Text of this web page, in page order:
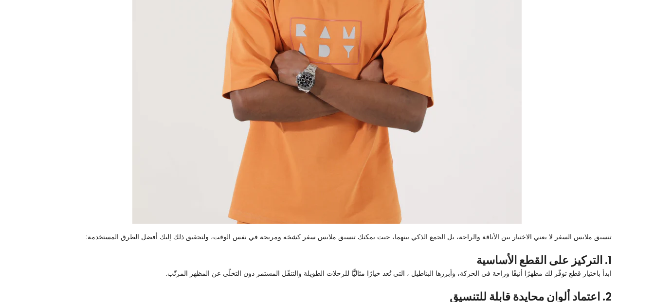
تنسيق ملابس السفر لا يعني الاختيار بين الأناقة والراحة، بل الجمع الذكي بينهما، حيث يمكنك تنسيق ملابس سفر كشخه ومريحة في نفس الوقت، ولتحقيق ذلك إليك أفضل الطرق المستخدمة:
1. التركيز على القطع الأساسية
ابدأ باختيار قطع توفّر لك مظهرًا أنيقًا وراحة في الحركة، وأبرزها البناطيل ، التي تُعد خيارًا مثاليًّا للرحلات الطويلة والتنقّل المستمر دون التخلّي عن المظهر المرتّب.
2. اعتماد ألوان محايدة قابلة للتنسيق